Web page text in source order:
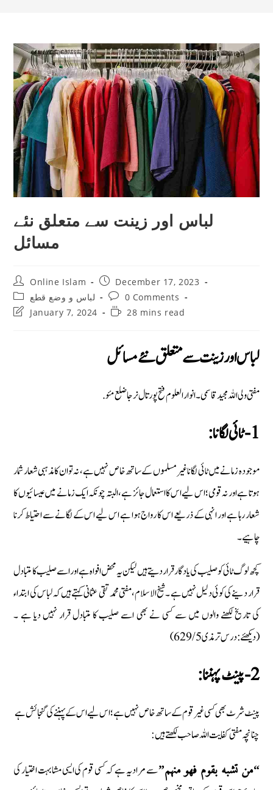
لباس اور زینت سے متعلق نئے
مسائل
Post
author:
Online Islam
Post
published:
December 17, 2023
Post
category:
لباس و وضع قطع
Post
comments:
0 Comments
PostJanuary 7, 2024
Reading
28 mins read
لباس اور زینت سے متعلق نئے مسائل
مفتی ولی اللہ مجید قاسمی۔ انوار العلوم فتح پور تال نرجا ضلع مئو.
1- ٹائی لگانا:
موجودہ زمانے میں ٹائی لگانا غیر مسلموں کے ساتھ خاص نہیں ہے، نہ تو ان کا مذہبی شعار شمار
ہوتا ہے اور نہ قومی؛ اس لیے اس کا استعمال جائز ہے، البتہ چونکہ ایک زمانے میں عیسائیوں کا
شعار رہا ہے اور انہی کے ذریعے اس کا رواج ہوا ہے اس لیے اس کے لگانے سے احتیاط کرنا
چاہیے۔
کچھ لوگ ٹائی کو صلیب کی یاد گار قرار دیتے ہیں لیکن یہ محض افواہ ہے اور اسے صلیب کا متبادل
قرار دینے کی کوئی دلیل نہیں ہے ۔شیخ الاسلام ،مفتی محمد تقی عثمانی کہتے ہیں کہ لباس کی ابتداء
کی تاریخ لکھنے والوں میں سے کسی نے بھی اسے صلیب کا متبادل قرار نہیں دیا ہے ۔
(دیکھئے:درس ترمذی 629/5)
2- پینٹ پہننا:
پینٹ شرٹ بھی کسی غیر قوم کے ساتھ خاص نہیں ہے؛ اس لیے اس کے پہننے کی گنجائش ہے
چنانچہ مفتی کفایت اللہ صاحب لکھتے ہیں:
“من تشبه بقوم فهو منهم”سے مراد یہ ہے کہ کسی قوم کی ایسی مشابہت اختیار کی